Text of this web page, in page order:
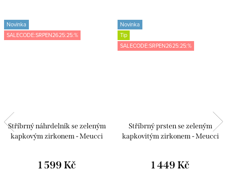
Novinka
SALECODE:SRPEN2625:25:%
Stříbrný náhrdelník se zeleným
kapkovým zirkonem - Meucci
1 599 Kč
Novinka
Tip
SALECODE:SRPEN2625:25:%
Stříbrný prsten se zeleným
kapkovitým zirkonem - Meucci
1 449 Kč